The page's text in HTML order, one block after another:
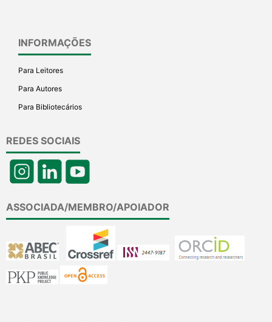
INFORMAÇÕES
Para Leitores
Para Autores
Para Bibliotecários
REDES SOCIAIS
ASSOCIADA/MEMBRO/APOIADOR